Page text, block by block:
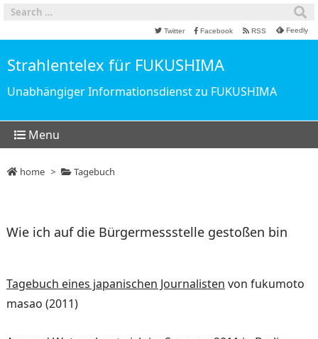
Strahlentelex für FUKUSHIMA
Unabhängiger Informationsdienst zu FUKUSHIMA
Menu
Twitter Facebook RSS Feedly
home > Tagebuch
Wie ich auf die Bürgermessstelle gestoßen bin
Tagebuch eines japanischen Journalisten von fukumoto
masao (2011)